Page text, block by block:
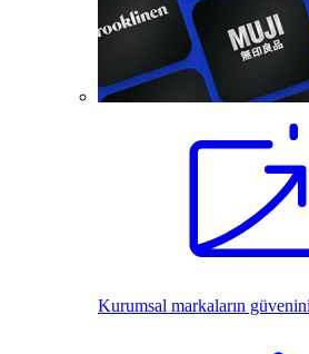
Kurumsal markaların güvenini